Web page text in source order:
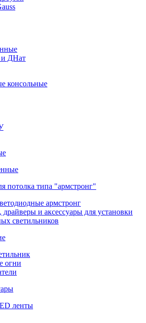
ДНат
консольные
потолка типа "армстронг"
армстронг
и аксессуары для установки
светильников
огни
ленты